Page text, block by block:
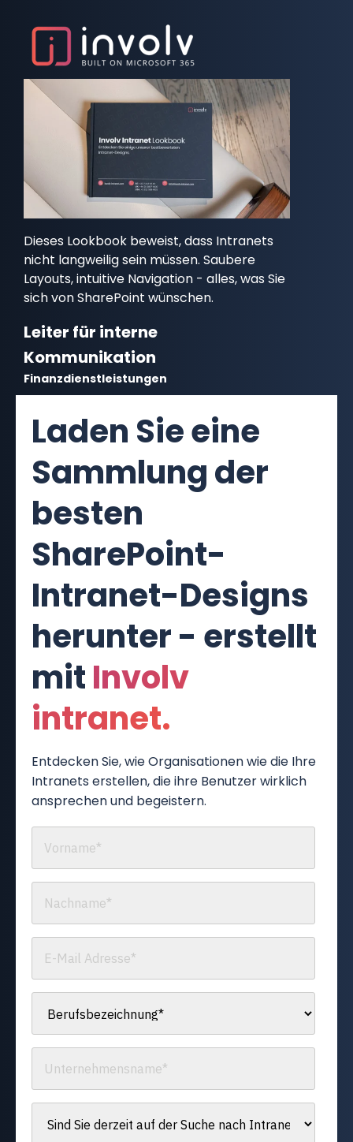
Dieses Lookbook beweist, dass Intranets
nicht langweilig sein müssen. Saubere
Layouts, intuitive Navigation - alles, was Sie
sich von SharePoint wünschen.
Leiter für interne
Kommunikation
Finanzdienstleistungen
Laden Sie eine
Sammlung der
besten
SharePoint-
Intranet-Designs
herunter - erstellt
mitInvolv
intranet.
Entdecken Sie, wie Organisationen wie die Ihre
Intranets erstellen, die ihre Benutzer wirklich
ansprechen und begeistern.